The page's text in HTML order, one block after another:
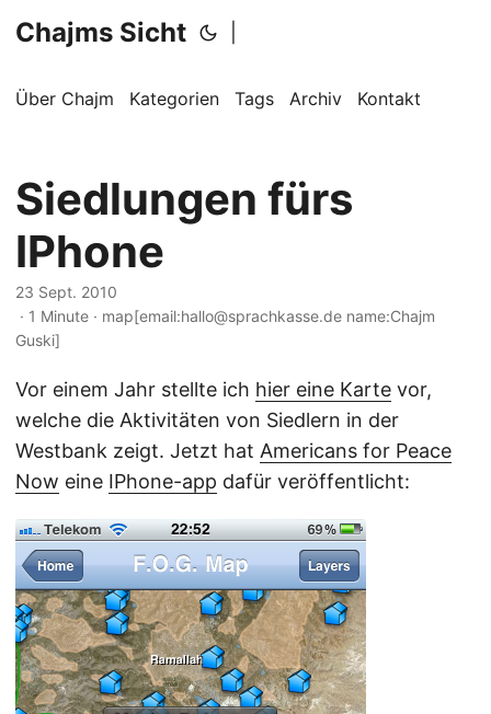
Chajms Sicht
Über Chajm Kategorien Tags Archiv Kontakt
Siedlungen fürs
IPhone
23 Sept. 2010
· 1 Minute · map[email:hallo@sprachkasse.de name:Chajm
Guski]
Vor einem Jahr stellte ich hier eine Karte vor,
welche die Aktivitäten von Siedlern in der
Westbank zeigt. Jetzt hat Americans for Peace
Now eine IPhone-app dafür veröffentlicht: